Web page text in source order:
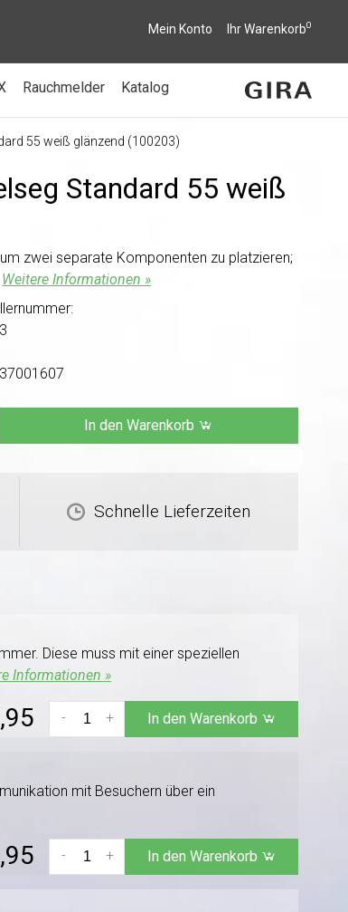
Mein Konto Ihr Warenkorb0
Rauchmelder Katalog
55 weiß glänzend (100203)
Standard 55 weiß
zwei separate Komponenten zu platzieren;
Weitere Informationen »
In den Warenkorb
Schnelle Lieferzeiten
Diese muss mit einer speziellen
Informationen »
+
- In den Warenkorb
mit Besuchern über ein
+
- In den Warenkorb